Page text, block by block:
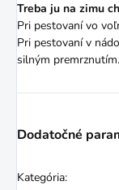
Treba ju na zimu
Pri pestovaní vo
Pri pestovaní v
silným premrznutím.
Dodatočné
Kategória: